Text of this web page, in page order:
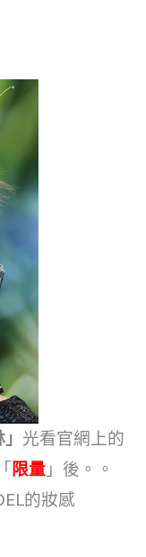
光看官網上的
限量 」後。。
的妝感